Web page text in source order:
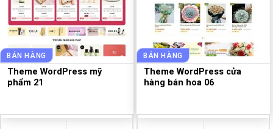
BÁN HÀNG
Theme WordPress mỹ
phẩm 21
BÁN HÀNG
Theme WordPress cửa
hàng bán hoa 06